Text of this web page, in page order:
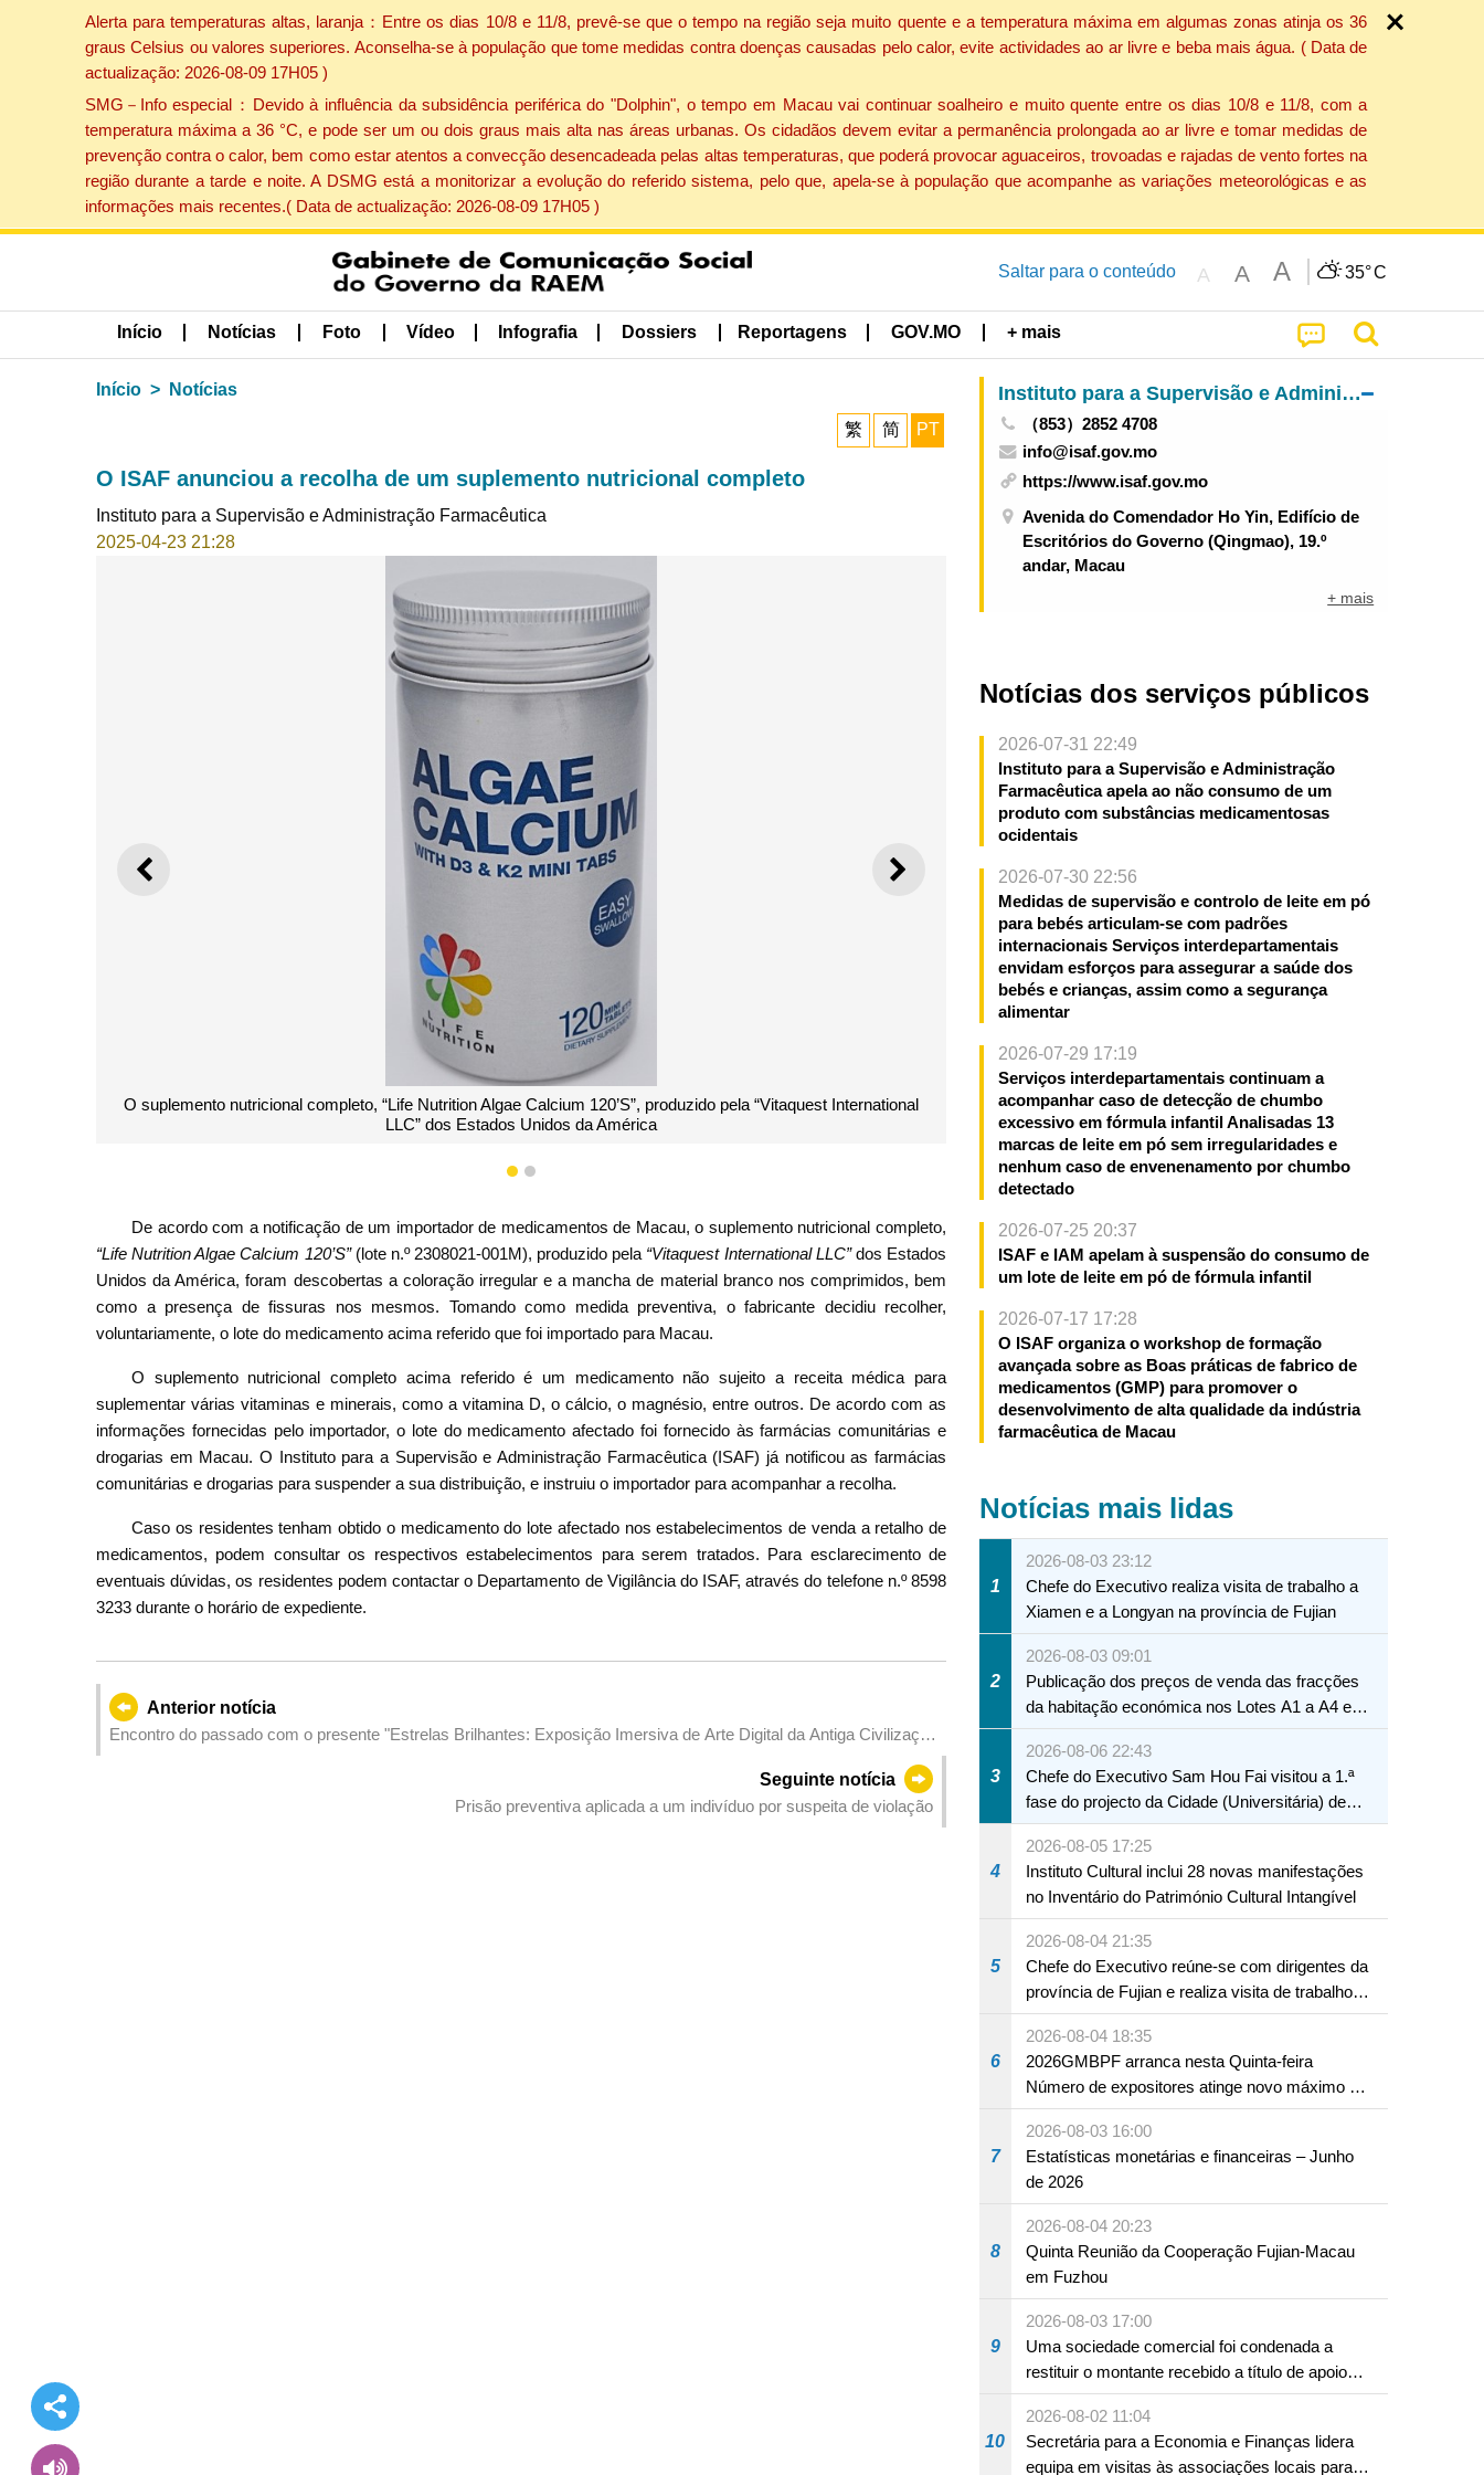
Alerta para temperaturas altas, laranja：Entre os dias 10/8 e 11/8, prevê-se que o tempo na região seja muito quente e a temperatura máxima em algumas zonas atinja os 36
graus Celsius ou valores superiores. Aconselha-se à população que tome medidas contra doenças causadas pelo calor, evite actividades ao ar livre e beba mais água. ( Data de
actualização: 2026-08-09 17H05 )
SMG－Info especial：Devido à influência da subsidência periférica do "Dolphin", o tempo em Macau vai continuar soalheiro e muito quente entre os dias 10/8 e 11/8, com a
temperatura máxima a 36 °C, e pode ser um ou dois graus mais alta nas áreas urbanas. Os cidadãos devem evitar a permanência prolongada ao ar livre e tomar medidas de
prevenção contra o calor, bem como estar atentos a convecção desencadeada pelas altas temperaturas, que poderá provocar aguaceiros, trovoadas e rajadas de vento fortes na
região durante a tarde e noite. A DSMG está a monitorizar a evolução do referido sistema, pelo que, apela-se à população que acompanhe as variações meteorológicas e as
informações mais recentes.( Data de actualização: 2026-08-09 17H05 )
Saltar para o conteúdo A A A 35°C
Início Notícias Foto Vídeo Infografia Dossiers Reportagens GOV.MO + mais
Início Notícias
繁 简 PT
O ISAF anunciou a recolha de um suplemento nutricional completo
Instituto para a Supervisão e Administração Farmacêutica
2025-04-23 21:28
ANTERIOR SEGUINTE
International
O suplemento nutricional completo, “Life Nutrition Algae Calcium 120’S”, produzido pela “Vitaquest International
LLC” dos Estados Unidos da América
1 2
De acordo com a notificação de um importador de medicamentos de Macau, o suplemento nutricional completo,
“Life Nutrition Algae Calcium 120’S”(lote n.º 2308021-001M), produzido pela “Vitaquest International LLC”dos Estados
Unidos da América, foram descobertas a coloração irregular e a mancha de material branco nos comprimidos, bem
como a presença de fissuras nos mesmos. Tomando como medida preventiva, o fabricante decidiu recolher,
voluntariamente, o lote do medicamento acima referido que foi importado para Macau.
O suplemento nutricional completo acima referido é um medicamento não sujeito a receita médica para
suplementar várias vitaminas e minerais, como a vitamina D, o cálcio, o magnésio, entre outros. De acordo com as
informações fornecidas pelo importador, o lote do medicamento afectado foi fornecido às farmácias comunitárias e
drogarias em Macau. O Instituto para a Supervisão e Administração Farmacêutica (ISAF) já notificou as farmácias
comunitárias e drogarias para suspender a sua distribuição, e instruiu o importador para acompanhar a recolha.
Caso os residentes tenham obtido o medicamento do lote afectado nos estabelecimentos de venda a retalho de
medicamentos, podem consultar os respectivos estabelecimentos para serem tratados. Para esclarecimento de
eventuais dúvidas, os residentes podem contactar o Departamento de Vigilância do ISAF, através do telefone n.º 8598
3233 durante o horário de expediente.
Anterior notícia
Encontro do passado com o presente "Estrelas Brilhantes: Exposição Imersiva de Arte Digital da Antiga Civilização
Seguinte notícia
Prisão preventiva aplicada a um indivíduo por suspeita de violação
Instituto para a Supervisão e Administração Farmacêutica
（853）2852 4708
info@isaf.gov.mo
https://www.isaf.gov.mo
Avenida do Comendador Ho Yin, Edifício de
Escritórios do Governo (Qingmao), 19.º
andar, Macau
+ mais
Notícias dos serviços públicos
2026-07-31 22:49
Instituto para a Supervisão e Administração
Farmacêutica apela ao não consumo de um
produto com substâncias medicamentosas
ocidentais
2026-07-30 22:56
Medidas de supervisão e controlo de leite em pó
para bebés articulam-se com padrões
internacionais Serviços interdepartamentais
envidam esforços para assegurar a saúde dos
bebés e crianças, assim como a segurança
alimentar
2026-07-29 17:19
Serviços interdepartamentais continuam a
acompanhar caso de detecção de chumbo
excessivo em fórmula infantil Analisadas 13
marcas de leite em pó sem irregularidades e
nenhum caso de envenenamento por chumbo
detectado
2026-07-25 20:37
ISAF e IAM apelam à suspensão do consumo de
um lote de leite em pó de fórmula infantil
2026-07-17 17:28
O ISAF organiza o workshop de formação
avançada sobre as Boas práticas de fabrico de
medicamentos (GMP) para promover o
desenvolvimento de alta qualidade da indústria
farmacêutica de Macau
Notícias mais lidas
1
2026-08-03 23:12
Chefe do Executivo realiza visita de trabalho a
Xiamen e a Longyan na província de Fujian
2
2026-08-03 09:01
Publicação dos preços de venda das fracções
da habitação económica nos Lotes A1 a A4 e
A12 da Zona A dos Novos Aterros
3
2026-08-06 22:43
Chefe do Executivo Sam Hou Fai visitou a 1.ª
fase do projecto da Cidade (Universitária) de
Educação Internacional de Macau e Hengqin
4
2026-08-05 17:25
Instituto Cultural inclui 28 novas manifestações
no Inventário do Património Cultural Intangível
5
2026-08-04 21:35
Chefe do Executivo reúne-se com dirigentes da
província de Fujian e realiza visita de trabalho
em Fuzhou
6
2026-08-04 18:35
2026GMBPF arranca nesta Quinta-feira
Número de expositores atinge novo máximo em
18 anos
7
2026-08-03 16:00
Estatísticas monetárias e financeiras – Junho
de 2026
8
2026-08-04 20:23
Quinta Reunião da Cooperação Fujian-Macau
em Fuzhou
9
2026-08-03 17:00
Uma sociedade comercial foi condenada a
restituir o montante recebido a título de apoio
pecuniário para combater a epidemia de 2022,
por não ter sido provado que reunia os
requisitos para a sua atribuição
10
2026-08-02 11:04
Secretária para a Economia e Finanças lidera
equipa em visitas às associações locais para